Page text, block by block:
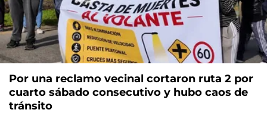
Por una reclamo vecinal cortaron ruta 2 por
cuarto sábado consecutivo y hubo caos de
tránsito